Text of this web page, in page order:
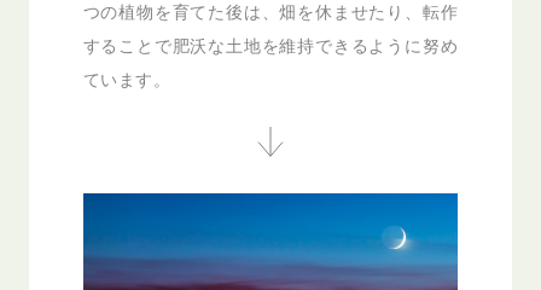
つの植物を育てた後は、畑を休ませたり、転作
することで肥沃な土地を維持できるように努め
ています。